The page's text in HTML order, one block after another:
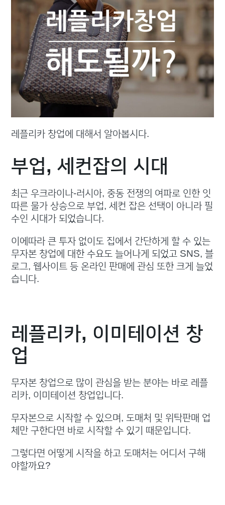
레플리카 창업에 대해서 알아봅시다.
부업, 세컨잡의 시대
최근 우크라이나-러시아, 중동 전쟁의 여파로 인한 잇
따른 물가 상승으로 부업, 세컨 잡은 선택이 아니라 필
수인 시대가 되었습니다.
이에따라 큰 투자 없이도 집에서 간단하게 할 수 있는
무자본 창업에 대한 수요도 늘어나게 되었고 SNS, 블
로그, 웹사이트 등 온라인 판매에 관심 또한 크게 늘었
습니다.
레플리카, 이미테이션 창
업
무자본 창업으로 많이 관심을 받는 분야는 바로 레플
리카, 이미테이션 창업입니다.
무자본으로 시작할 수 있으며, 도매처 및 위탁판매 업
체만 구한다면 바로 시작할 수 있기 때문입니다.
그렇다면 어떻게 시작을 하고 도매처는 어디서 구해
야할까요?